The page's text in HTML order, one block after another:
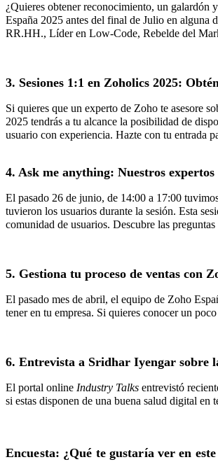
¿Quieres obtener reconocimiento, un galardón
España 2025 antes del final de Julio en
RR.HH., Líder en Low-Code, Rebelde del
3. Sesiones 1:1 en Zoholics 2025:
Si quieres que un experto de Zoho te asesore
2025 tendrás a tu alcance la posibilidad de
usuario con experiencia. Hazte con tu entrada
4. Ask me anything: Nuestros
El pasado 26 de junio, de 14:00 a 17:00
tuvieron los usuarios durante la sesión. Esta
comunidad de usuarios. Descubre las
5. Gestiona tu proceso de ventas con
El pasado mes de abril, el equipo de Zoho
tener en tu empresa. Si quieres conocer un
6. Entrevista a Sridhar Iyengar sobre
El portal online Industry Talks entrevistó
si estas disponen de una buena salud digital en
Encuesta: ¿Qué te gustaría ver en